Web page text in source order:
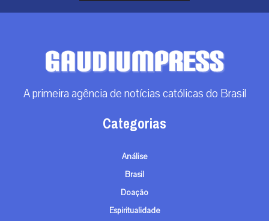
A primeira agência de notícias católicas do Brasil
Categorias
Análise
Brasil
Doação
Espiritualidade